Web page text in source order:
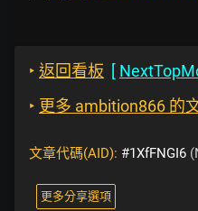
‣ 返回看板 [
‣ 更多 ambition866 的
文章代碼(AID): #1XfFNGI6
更多分享選項